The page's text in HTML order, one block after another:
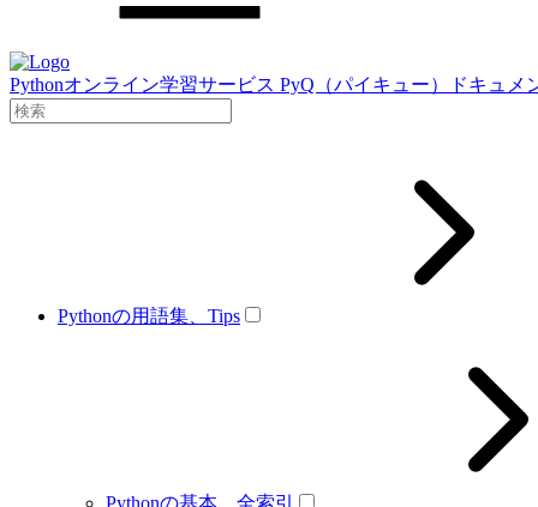
Pythonオンライン学習サービス PyQ（パイキュー）ドキュメ
Pythonの用語集、Tips
Pythonの基本、全索引